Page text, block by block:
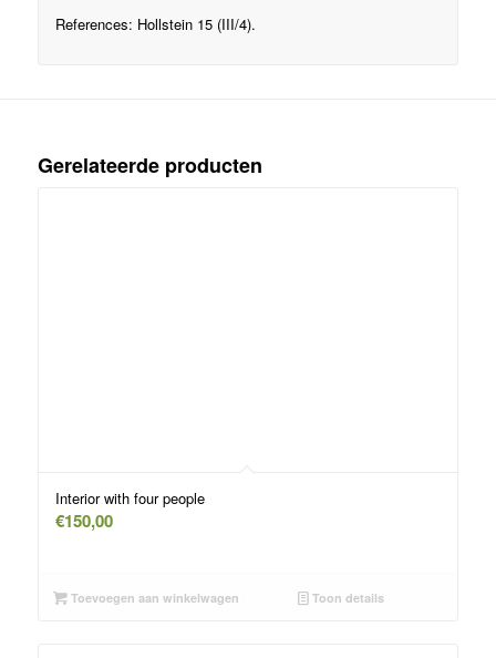
References: Hollstein 15 (III/4).
Gerelateerde producten
Interior with four people
€150,00
Toevoegen aan winkelwagen Toon details